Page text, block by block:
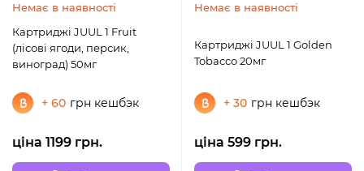
Немає в наявності
Картриджі JUUL 1 Fruit
(лісові ягоди, персик,
виноград) 50мг
+ 60 грн кешбэк
ціна 1199 грн.
Немає в наявності
Картриджі JUUL 1 Golden
Tobacco 20мг
+ 30 грн кешбэк
ціна 599 грн.